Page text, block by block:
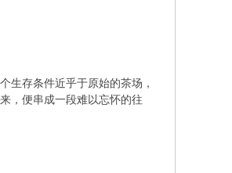
生存条件近乎于原始的茶场，
，便串成一段难以忘怀的往